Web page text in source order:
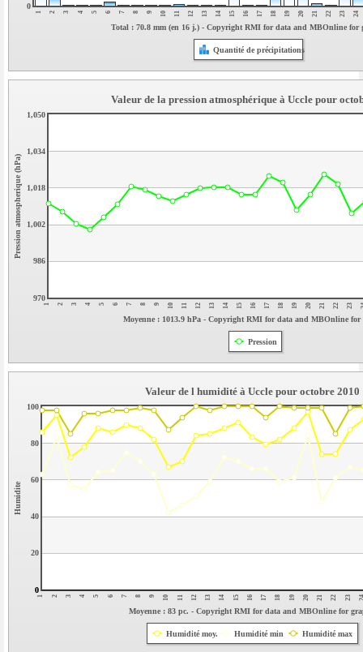
1 2 3 4 5 6 7 8 9 10 11 12 13 14 15 16 17 18 19 20 21 22 23 24
0
Total : 70.8 mm (en 16 j.) - Copyright RMI for data and MBOnline for
Quantité de précipitations
1 2 3 4 5 6 7 8 9 10 11 12 13 14 15 16 17 18 19 20 21 22 23
970
986
1,002
1,018
1,034
1,050
Pression atmospherique (hPa)
Moyenne : 1013.9 hPa - Copyright RMI for data and MBOnline for
Pression
Valeur de la pression atmosphérique à Uccle pour
1 2 3 4 5 6 7 8 9 10 11 12 13 14 15 16 17 18 19 20 21 22 23
0
20
40
60
80
100
Humidite
Moyenne : 83 pc. - Copyright RMI for data and MBOnline for
0
Humidité moy. Humidité min Humidité max
Valeur de l humidité à Uccle pour octobre 2010